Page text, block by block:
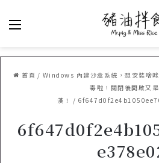
首頁 / Windows 內建沙盒系統，想安裝啥
毒啦！關閉後開啟又
漢！
/